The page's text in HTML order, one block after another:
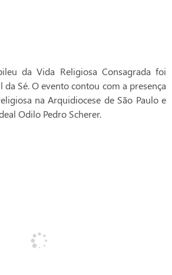
da Vida Religiosa Consagrada foi
Sé. O evento contou com a presença
na Arquidiocese de São Paulo e
Odilo Pedro Scherer.